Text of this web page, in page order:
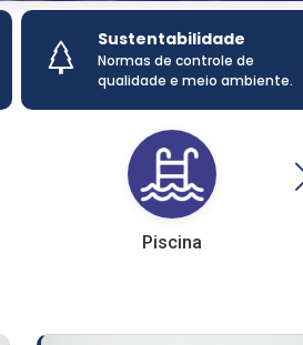
Sustentabilidade
Normas de controle de
qualidade e meio ambiente.
Piscina